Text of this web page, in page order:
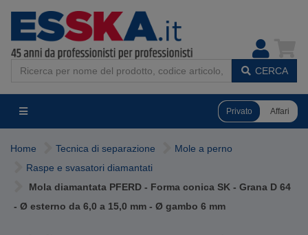
CERCA
Privato Affari
Home Tecnica di separazione
Mole a perno
Raspe e svasatori diamantati
Mola diamantata PFERD - Forma conica SK - Grana D 64
- Ø esterno da 6,0 a 15,0 mm - Ø gambo 6 mm